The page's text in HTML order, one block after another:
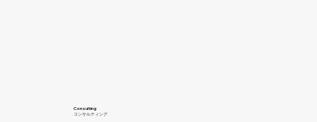
Consulting
​コンサルティング